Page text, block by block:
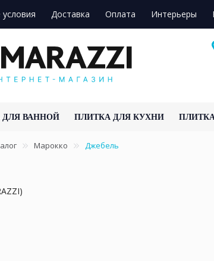
Доставка Оплата Интерьеры
ДЛЯ ВАННОЙ ПЛИТКА ДЛЯ КУХНИ
Марокко Джебель